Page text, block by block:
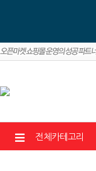
전체카테고리